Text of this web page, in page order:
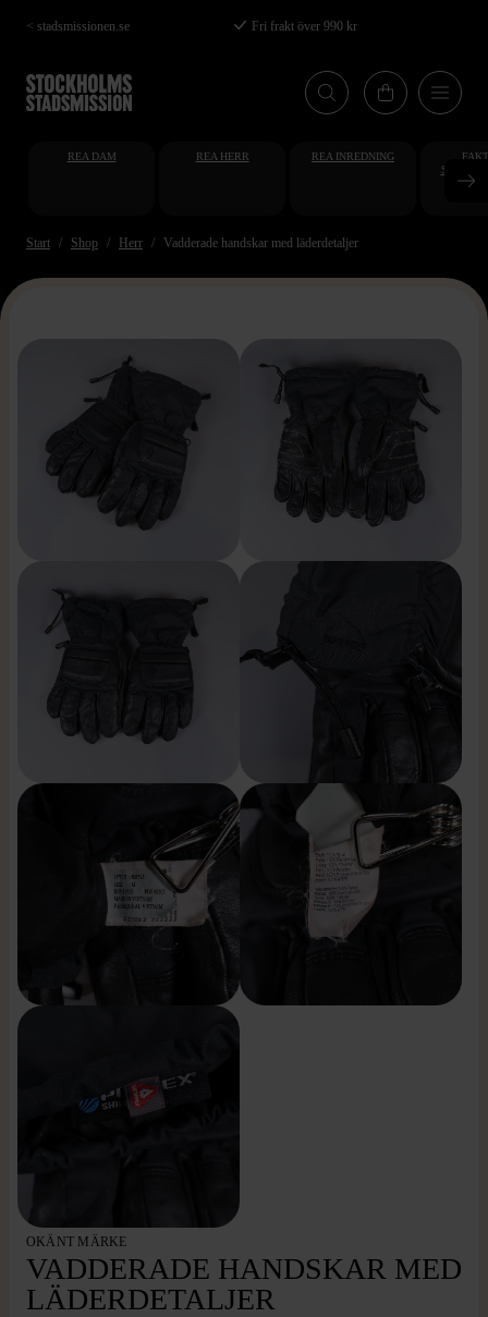
Hoppa
till
huvudinnehåll
< stadsmissionen.se Fri frakt över 990 kr
REA DAM REA HERR REA INREDNING
Start Shop Herr Vadderade handskar med läderdetaljer
OKÄNT MÄRKE
VADDERADE HANDSKAR MED
LÄDERDETALJER